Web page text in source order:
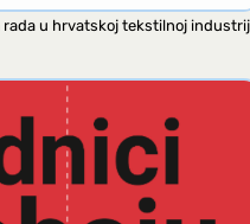
rada u hrvatskoj tekstilnoj